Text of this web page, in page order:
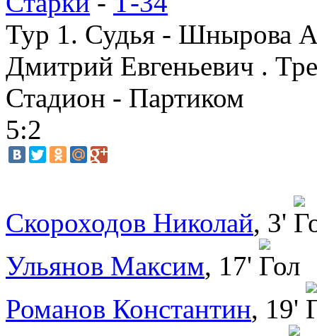
Тур 1. Судья - Шнырова
Дмитрий Евгеньевич .
Стадион - Партиком
5:2
Скороходов Николай, 3'
Ульянов Максим, 17'
Романов Константин, 19'